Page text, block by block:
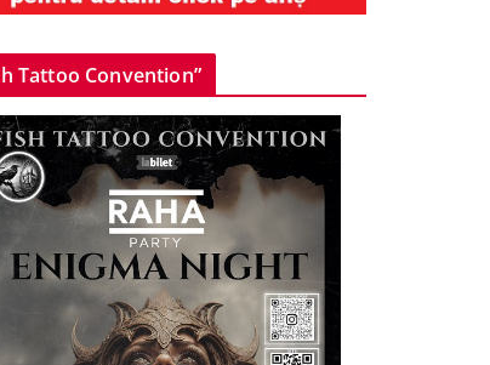
Tattoo Convention”